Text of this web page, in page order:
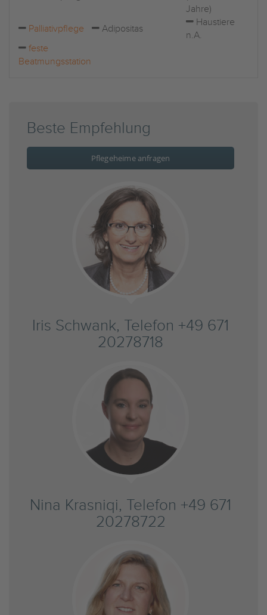
Jahre)
Palliativpflege
Adipositas
Haustiere
n.A.
feste
Beatmungsstation
Beste Empfehlung
Pflegeheime anfragen
Iris Schwank, Telefon +49 671
20278718
Nina Krasniqi, Telefon +49 671
20278722